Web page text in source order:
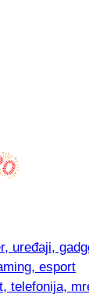
uređaji,
esport
telefonija,